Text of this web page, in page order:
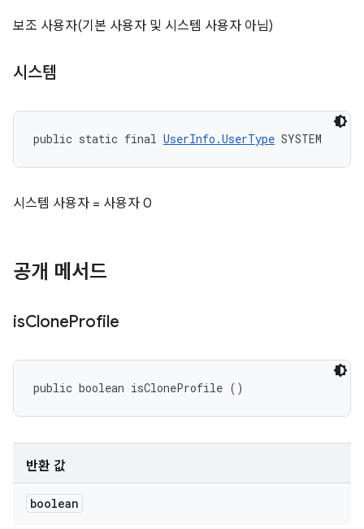
보조 사용자(기본 사용자 및 시스템 사용자 아님)
시스템
public static final UserInfo.UserType SYSTEM
시스템 사용자 = 사용자 0
공개 메서드
isCloneProfile
public boolean isCloneProfile ()
반환 값
boolean